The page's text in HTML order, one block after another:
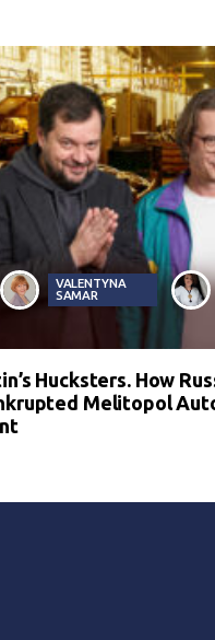
VALENTYNA
SAMAR
Hucksters. How
Melitopol